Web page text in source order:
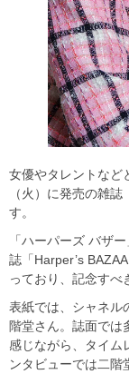
女優やタレントなど
（火）に発売の雑
す。
「ハーパーズ バザ
誌「Harper’s
っており、記念すべ
表紙では、シャネル
階堂さん。誌面では
感じながら、タイム
ンタビューでは二階